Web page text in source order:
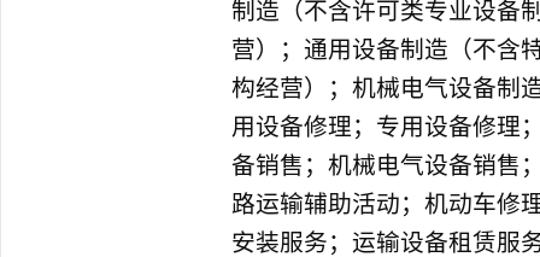
制造（不含许可类专业设备
营）；通用设备制造（不含
构经营）；机械电气设备制
用设备修理；专用设备修理
备销售；机械电气设备销售
路运输辅助活动；机动车修
安装服务；运输设备租赁服